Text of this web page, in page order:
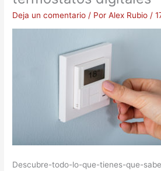
Deja un comentario / PorAlex Rubio /
Descubre-todo-lo-que-tienes-que-